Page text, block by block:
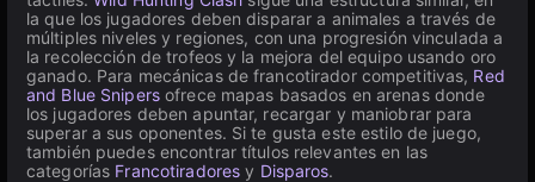
la que los jugadores deben disparar a animales a través de
múltiples niveles y regiones, con una progresión vinculada a
la recolección de trofeos y la mejora del equipo usando oro
ganado. Para mecánicas de francotirador competitivas, Red
and Blue Snipersofrece mapas basados en arenas donde
los jugadores deben apuntar, recargar y maniobrar para
superar a sus oponentes. Si te gusta este estilo de juego,
también puedes encontrar títulos relevantes en las
categorías Francotiradores y Disparos.